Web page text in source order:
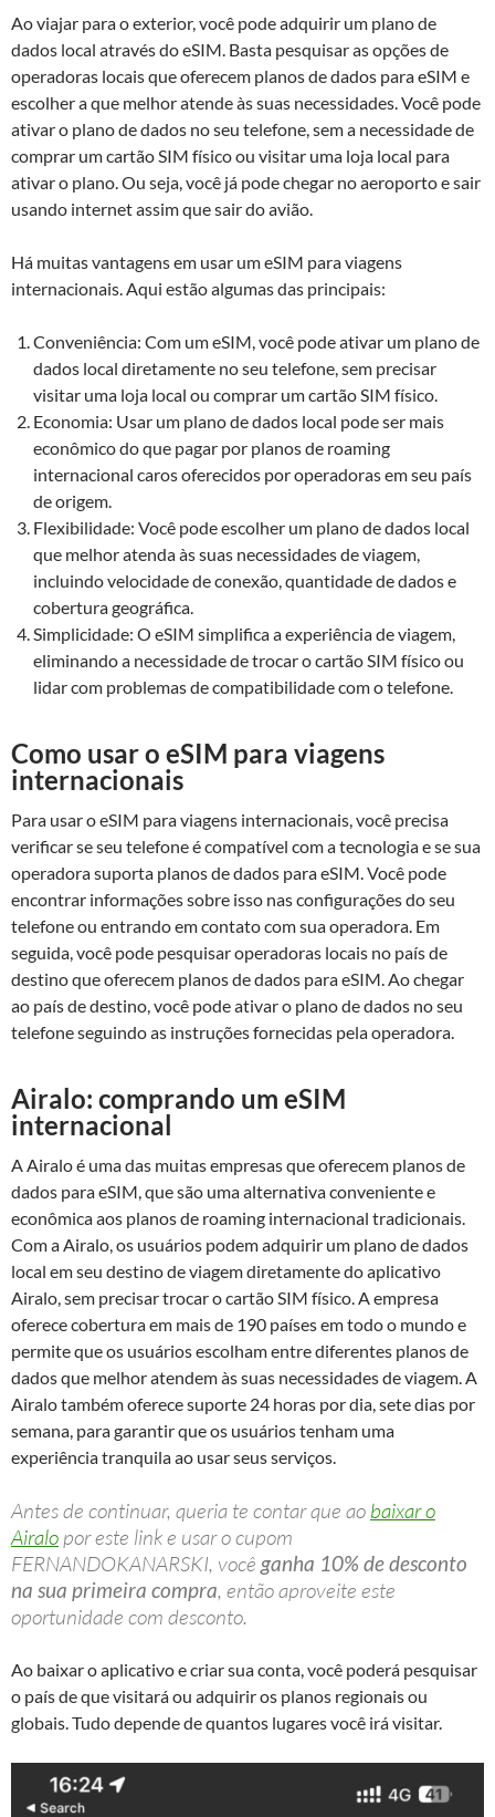
Ao viajar para o exterior, você pode adquirir um plano de
dados local através do eSIM. Basta pesquisar as opções de
operadoras locais que oferecem planos de dados para eSIM e
escolher a que melhor atende às suas necessidades. Você pode
ativar o plano de dados no seu telefone, sem a necessidade de
comprar um cartão SIM físico ou visitar uma loja local para
ativar o plano. Ou seja, você já pode chegar no aeroporto e sair
usando internet assim que sair do avião.
Há muitas vantagens em usar um eSIM para viagens
internacionais. Aqui estão algumas das principais:
Conveniência: Com um eSIM, você pode ativar um plano de
dados local diretamente no seu telefone, sem precisar
visitar uma loja local ou comprar um cartão SIM físico.
Economia: Usar um plano de dados local pode ser mais
econômico do que pagar por planos de roaming
internacional caros oferecidos por operadoras em seu país
de origem.
Flexibilidade: Você pode escolher um plano de dados local
que melhor atenda às suas necessidades de viagem,
incluindo velocidade de conexão, quantidade de dados e
cobertura geográfica.
Simplicidade: O eSIM simplifica a experiência de viagem,
eliminando a necessidade de trocar o cartão SIM físico ou
lidar com problemas de compatibilidade com o telefone.
Como usar o eSIM para viagens
internacionais
Para usar o eSIM para viagens internacionais, você precisa
verificar se seu telefone é compatível com a tecnologia e se sua
operadora suporta planos de dados para eSIM. Você pode
encontrar informações sobre isso nas configurações do seu
telefone ou entrando em contato com sua operadora. Em
seguida, você pode pesquisar operadoras locais no país de
destino que oferecem planos de dados para eSIM. Ao chegar
ao país de destino, você pode ativar o plano de dados no seu
telefone seguindo as instruções fornecidas pela operadora.
Airalo: comprando um eSIM
internacional
A Airalo é uma das muitas empresas que oferecem planos de
dados para eSIM, que são uma alternativa conveniente e
econômica aos planos de roaming internacional tradicionais.
Com a Airalo, os usuários podem adquirir um plano de dados
local em seu destino de viagem diretamente do aplicativo
Airalo, sem precisar trocar o cartão SIM físico. A empresa
oferece cobertura em mais de 190 países em todo o mundo e
permite que os usuários escolham entre diferentes planos de
dados que melhor atendem às suas necessidades de viagem. A
Airalo também oferece suporte 24 horas por dia, sete dias por
semana, para garantir que os usuários tenham uma
experiência tranquila ao usar seus serviços.
Antes de continuar, queria te contar que ao baixar o
Airalo por este link e usar o cupom
FERNANDOKANARSKI, vocêganha 10% de desconto
na sua primeira compra, então aproveite este
oportunidade com desconto.
Ao baixar o aplicativo e criar sua conta, você poderá pesquisar
o país de que visitará ou adquirir os planos regionais ou
globais. Tudo depende de quantos lugares você irá visitar.